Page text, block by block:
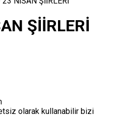
ŞİİRLERİ
olarak kullanabilir bizi